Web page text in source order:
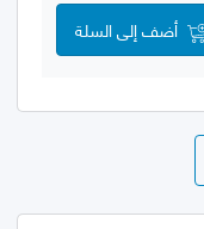
أضف إلى السلة